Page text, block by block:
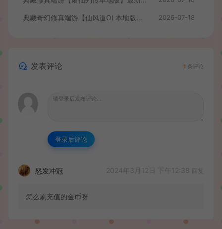
典藏奇幻修真端游【仙风道OL本地版】最新整理Win系服务端+PC客户端+GM工具+详细搭建教程 2026-07-18
发表评论 1 条评论
登录后评论
怒发冲冠 2024年3月12日 下午12:38 回复
怎么刷充值的金币呀